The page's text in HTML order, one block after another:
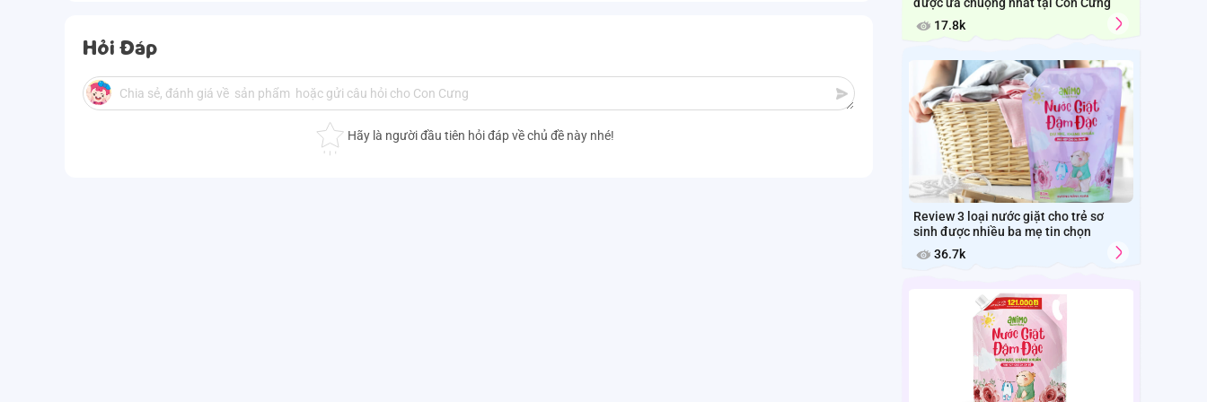
Hỏi Đáp
Hãy là người đầu tiên hỏi đáp về chủ đề này nhé!
17.8k
Review 3 loại nước giặt cho trẻ sơ
sinh được nhiều ba mẹ tin chọn
36.7k